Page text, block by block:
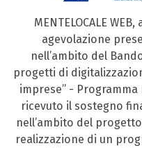
MENTELOCALE
agevolazione
nell’ambito del
progetti di
imprese” - Programma
ricevuto il sostegno
nell’ambito del progetto
realizzazione di un